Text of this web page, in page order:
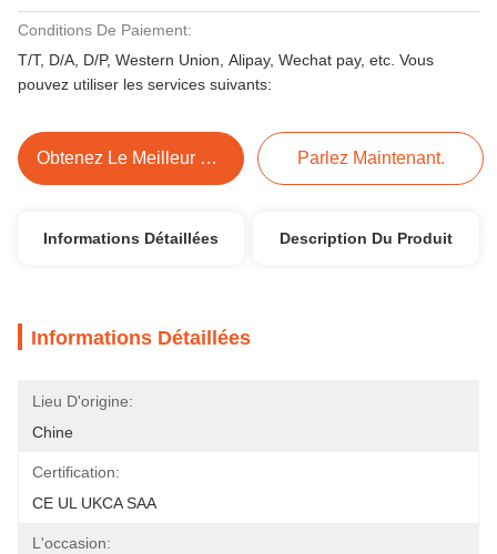
Conditions De Paiement:
T/T, D/A, D/P, Western Union, Alipay, Wechat pay, etc. Vous
pouvez utiliser les services suivants:
Obtenez Le Meilleur Prix Parlez Maintenant.
Informations Détaillées Description Du Produit
Informations Détaillées
Lieu D'origine:
Chine
Certification:
CE UL UKCA SAA
L'occasion: